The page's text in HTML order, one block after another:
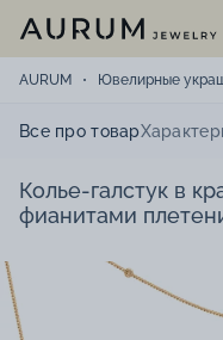
AURUM Ювелирные
Все про товар
Колье-галстук в
фианитами